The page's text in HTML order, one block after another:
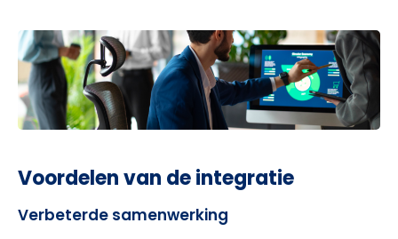
Voordelen van de integratie
Verbeterde samenwerking